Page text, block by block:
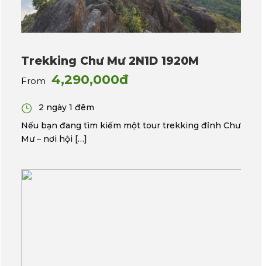
Trekking Chư Mư 2N1D 1920M
From 4,290,000đ
2 ngày 1 đêm
Nếu bạn đang tìm kiếm một tour trekking đỉnh Chư
Mư – nơi hội […]